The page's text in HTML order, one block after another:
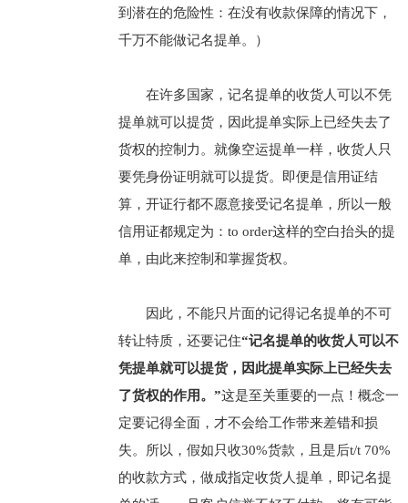
到潜在的危险性：在没有收款保障的情况下，
千万不能做记名提单。）
在许多国家，记名提单的收货人可以不凭
提单就可以提货，因此提单实际上已经失去了
货权的控制力。就像空运提单一样，收货人只
要凭身份证明就可以提货。即便是信用证结
算，开证行都不愿意接受记名提单，所以一般
信用证都规定为：to order这样的空白抬头的提
单，由此来控制和掌握货权。
因此，不能只片面的记得记名提单的不可
转让特质，还要记住“记名提单的收货人可以不
凭提单就可以提货，因此提单实际上已经失去
了货权的作用。”这是至关重要的一点！概念一
定要记得全面，才不会给工作带来差错和损
失。所以，假如只收30%货款，且是后t/t 70%
的收款方式，做成指定收货人提单，即记名提